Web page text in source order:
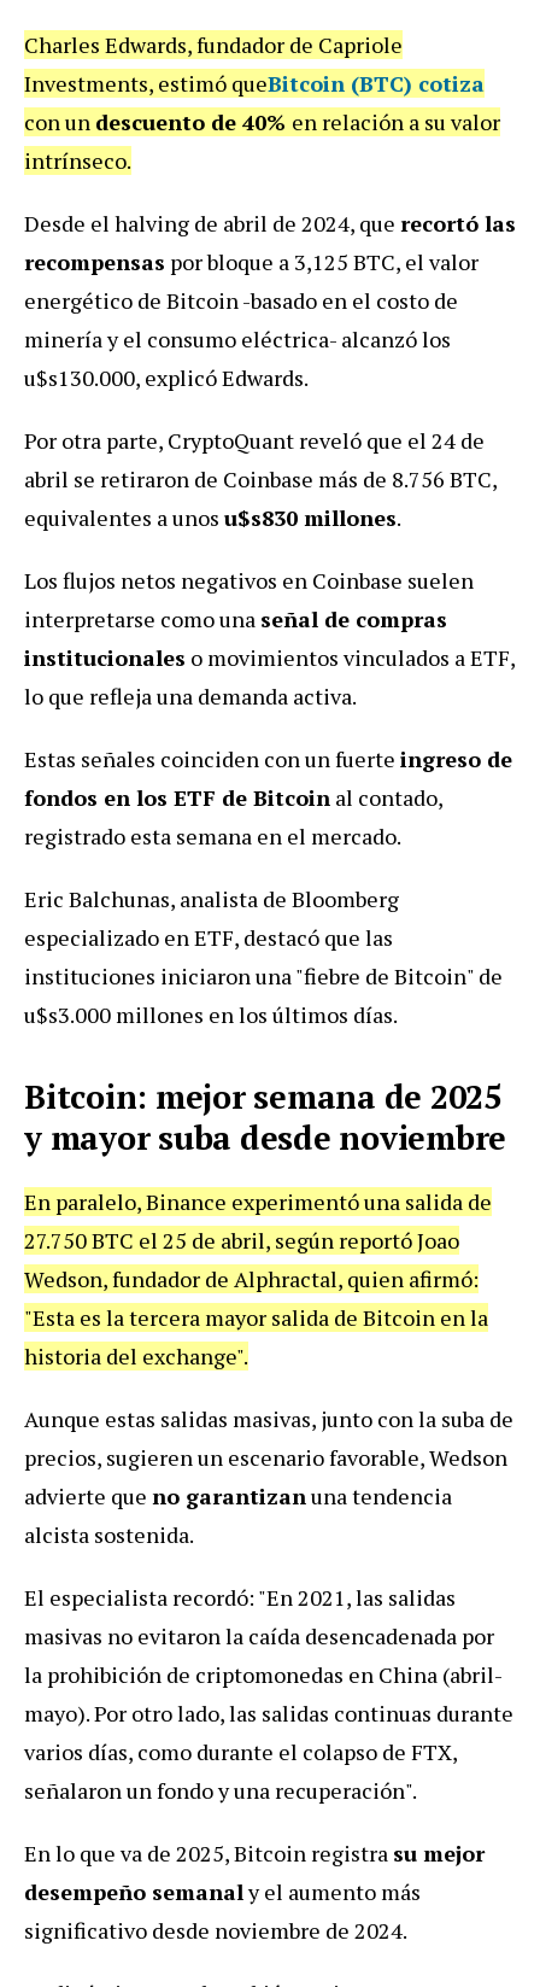
Charles Edwards, fundador de Capriole
Investments, estimó queBitcoin (BTC) cotiza
con un descuento de 40% en relación a su valor
intrínseco.
Desde el halving de abril de 2024, que recortó las
recompensas por bloque a 3,125 BTC, el valor
energético de Bitcoin -basado en el costo de
minería y el consumo eléctrica- alcanzó los
u$s130.000, explicó Edwards.
Por otra parte, CryptoQuant reveló que el 24 de
abril se retiraron de Coinbase más de 8.756 BTC,
equivalentes a unos u$s830 millones.
Los flujos netos negativos en Coinbase suelen
interpretarse como una señal de compras
institucionales o movimientos vinculados a ETF,
lo que refleja una demanda activa.
Estas señales coinciden con un fuerte ingreso de
fondos en los ETF de Bitcoin al contado,
registrado esta semana en el mercado.
Eric Balchunas, analista de Bloomberg
especializado en ETF, destacó que las
instituciones iniciaron una "fiebre de Bitcoin" de
u$s3.000 millones en los últimos días.
Bitcoin: mejor semana de 2025
y mayor suba desde noviembre
En paralelo, Binance experimentó una salida de
27.750 BTC el 25 de abril, según reportó Joao
Wedson, fundador de Alphractal, quien afirmó:
"Esta es la tercera mayor salida de Bitcoin en la
historia del exchange".
Aunque estas salidas masivas, junto con la suba de
precios, sugieren un escenario favorable, Wedson
advierte que no garantizanuna tendencia
alcista sostenida.
El especialista recordó: "En 2021, las salidas
masivas no evitaron la caída desencadenada por
la prohibición de criptomonedas en China (abril-
mayo). Por otro lado, las salidas continuas durante
varios días, como durante el colapso de FTX,
señalaron un fondo y una recuperación".
En lo que va de 2025, Bitcoin registra su mejor
desempeño semanaly el aumento más
significativo desde noviembre de 2024.